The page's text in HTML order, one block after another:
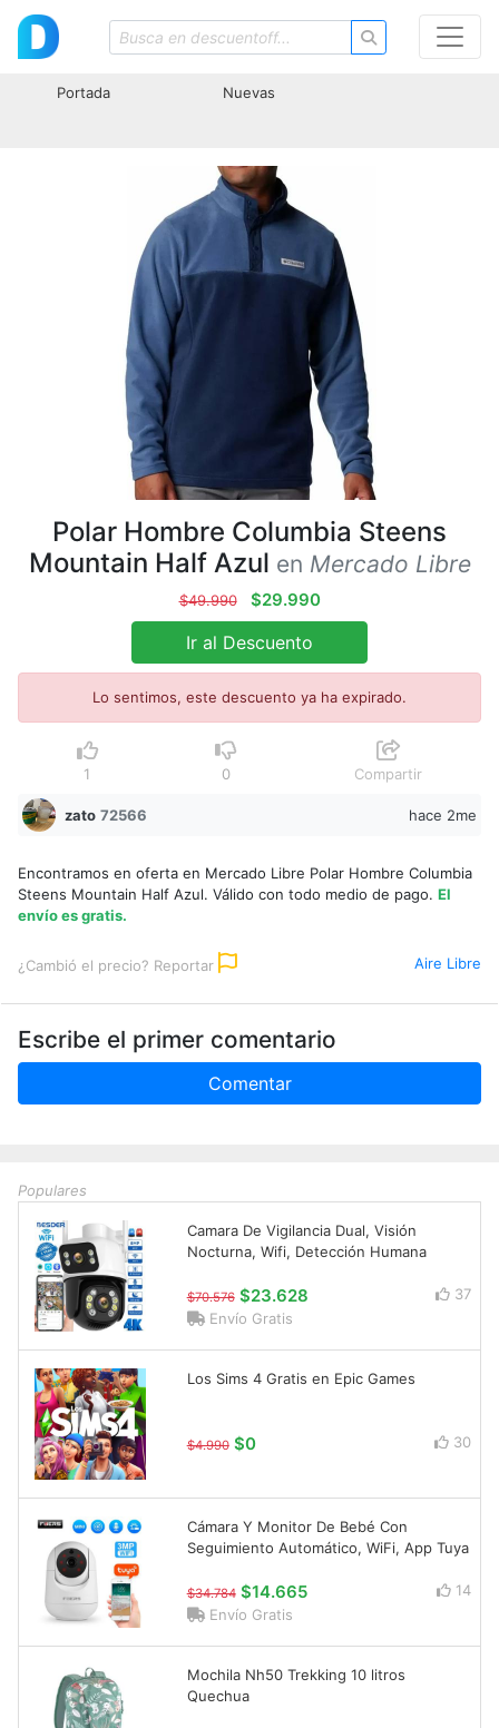
Portada Nuevas
Polar Hombre Columbia Steens
Mountain Half Azul en Mercado Libre
$49.990 $29.990
Ir al Descuento
Lo sentimos, este descuento ya ha expirado.
1 0 Compartir
zato 72566 hace 2me
Encontramos en oferta en Mercado Libre Polar Hombre Columbia
Steens Mountain Half Azul. Válido con todo medio de pago. El
envío es gratis.
¿Cambió el precio? Reportar Aire Libre
Escribe el primer comentario
Comentar
Populares
Camara De Vigilancia Dual, Visión
Nocturna, Wifi, Detección Humana
$70.576 $23.628
37
Envío Gratis
Los Sims 4 Gratis en Epic Games
$4.990 $0 30
Cámara Y Monitor De Bebé Con
Seguimiento Automático, WiFi, App Tuya
$34.784 $14.665
14
Envío Gratis
Mochila Nh50 Trekking 10 litros
Quechua